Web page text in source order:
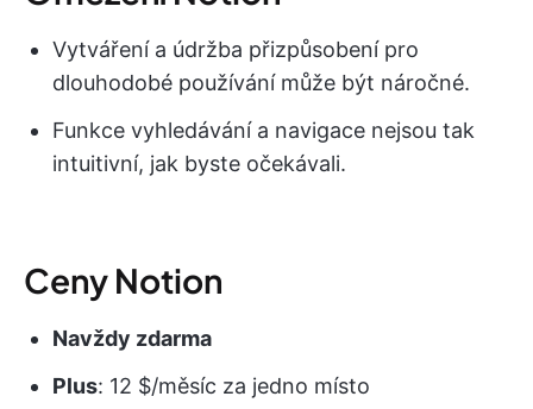
Vytváření a údržba přizpůsobení pro
dlouhodobé používání může být náročné.
Funkce vyhledávání a navigace nejsou tak
intuitivní, jak byste očekávali.
Ceny Notion
Navždy zdarma
Plus: 12 $/měsíc za jedno místo